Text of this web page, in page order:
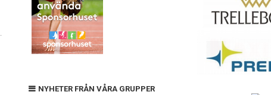
NYHETER FRÅN VÅRA GRUPPER